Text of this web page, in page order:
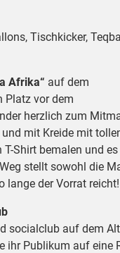
Tischkicker,
Afrika“ auf dem
Platz vor dem
herzlich zum
mit Kreide mit
Shirt bemalen und
stellt sowohl die
lange der Vorrat reicht!
socialclub auf dem
ihr Publikum auf eine